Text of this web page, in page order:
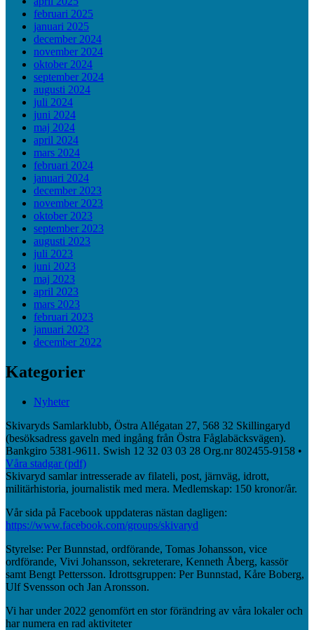
februari 2025
januari 2025
december 2024
november 2024
oktober 2024
september 2024
augusti 2024
juli 2024
juni 2024
maj 2024
april 2024
mars 2024
februari 2024
januari 2024
december 2023
november 2023
oktober 2023
september 2023
augusti 2023
juli 2023
juni 2023
maj 2023
april 2023
mars 2023
februari 2023
januari 2023
december 2022
Kategorier
Nyheter
Skivaryds Samlarklubb, Östra Allégatan 27, 568 32 Skillingaryd
(besöksadress gaveln med ingång från Östra Fåglabäcksvägen).
Bankgiro 5381-9611. Swish 12 32 03 03 28 Org.nr 802455-9158 •
Våra stadgar (pdf)
Skivaryd samlar intresserade av filateli, post, järnväg, idrott,
militärhistoria, journalistik med mera. Medlemskap: 150 kronor/år.
Vår sida på Facebook uppdateras nästan dagligen:
https://www.facebook.com/groups/skivaryd
Styrelse: Per Bunnstad, ordförande, Tomas Johansson, vice
ordförande, Vivi Johansson, sekreterare, Kenneth Åberg, kassör
samt Bengt Pettersson. Idrottsgruppen: Per Bunnstad, Kåre Boberg,
Ulf Svensson och Jan Aronsson.
Vi har under 2022 genomfört en stor förändring av våra lokaler och
har numera en rad aktiviteter